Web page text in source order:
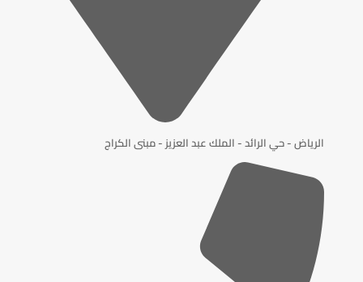
الرياض - حي الرائد - الملك عبد العزيز - مبنى الكراج